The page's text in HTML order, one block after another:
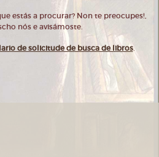
estás a procurar? Non te preocupes!,
nós e avisámoste.
de solicitude de busca de libros.